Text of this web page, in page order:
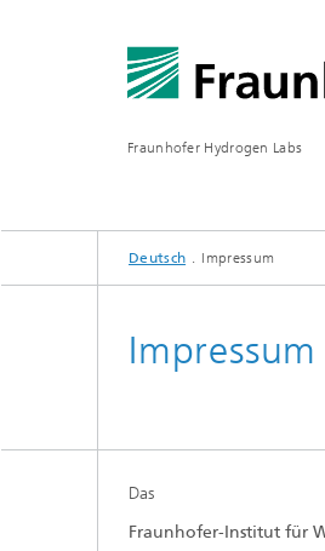
Fraunhofer Hydrogen Labs
Deutsch Impressum
Impressum
Das
Fraunhofer-Institut für